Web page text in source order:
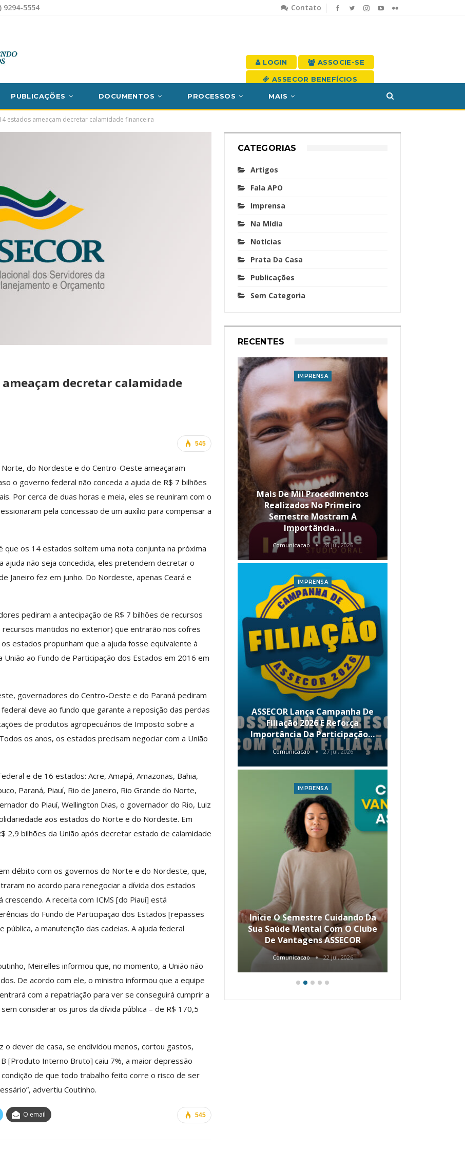
Contato
9294-5554
LOGIN ASSOCIE-SE
ASSECOR BENEFÍCIOS
PUBLICAÇÕES DOCUMENTOS PROCESSOS MAIS
estados ameaçam decretar calamidade financeira
ameaçam decretar calamidade
545
do Nordeste e do Centro-Oeste ameaçaram
o governo federal não conceda a ajuda de R$ 7 bilhões
Por cerca de duas horas e meia, eles se reuniram com o
pela concessão de um auxílio para compensar a
os 14 estados soltem uma nota conjunta na próxima
ajuda não seja concedida, eles pretendem decretar o
Janeiro fez em junho. Do Nordeste, apenas Ceará e
pediram a antecipação de R$ 7 bilhões de recursos
mantidos no exterior) que entrarão nos cofres
estados propunham que a ajuda fosse equivalente à
ao Fundo de Participação dos Estados em 2016 em
governadores do Centro-Oeste e do Paraná pediram
deve ao fundo que garante a reposição das perdas
de produtos agropecuários de Imposto sobre a
os anos, os estados precisam negociar com a União
e de 16 estados: Acre, Amapá, Amazonas, Bahia,
Paraná, Piauí, Rio de Janeiro, Rio Grande do Norte,
do Piauí, Wellington Dias, o governador do Rio, Luiz
aos estados do Norte e do Nordeste. Em
2,9 bilhões da União após decretar estado de calamidade
débito com os governos do Norte e do Nordeste, que,
no acordo para renegociar a dívida dos estados
A receita com ICMS [do Piauí] está
do Fundo de Participação dos Estados [repasses
pública, a manutenção das cadeias. A ajuda federal
Meirelles informou que, no momento, a União não
De acordo com ele, o ministro informou que a equipe
com a repatriação para ver se conseguirá cumprir a
considerar os juros da dívida pública – de R$ 170,5
o dever de casa, se endividou menos, cortou gastos,
[Produto Interno Bruto] caiu 7%, a maior depressão
de que todo trabalho feito corre o risco de ser
advertiu Coutinho.
545
O email
CATEGORIAS
Artigos
Fala APO
Imprensa
Na Mídia
Notícias
Prata Da Casa
Publicações
Sem Categoria
RECENTES
Palestra
Fontes
30 jun, 2026
ASSECOR
Escolas De
Reunião
De
E
Pintura Em Taça Para
Comunicacao 7 ago, 2026
IMPRENSA
Presidente Da ASSECOR
Participa De Debate Sobre A
Unificação Das Carreiras Do…
IMPRENSA
Categoria Unida Em Torno Dos
Valores Fundantes Da Ação
IMPRENSA
Mais De Mil Procedimentos
Realizados No Primeiro
Semestre Mostram A
Importância…
Comunicacao 28 jul, 2026
IMPRENSA
ASSECOR Lança Campanha De
Filiação 2026 E Reforça
Importância Da Participação…
Comunicacao 27 jul, 2026
IMPRENSA
Inicie O Semestre Cuidando Da
Sua Saúde Mental Com O Clube
De Vantagens ASSECOR
Comunicacao 22 jul, 2026